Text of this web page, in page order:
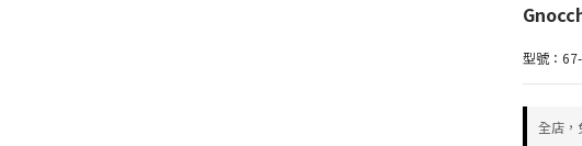
型號：
全店，